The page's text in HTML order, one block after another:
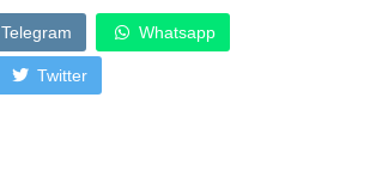
Telegram Whatsapp
Twitter